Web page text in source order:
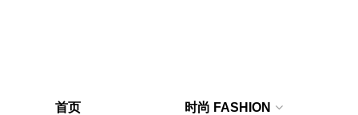
首页 时尚 FASHION